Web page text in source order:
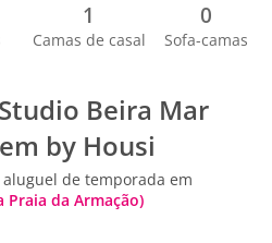
1
Camas de casal
0
Sofa-camas
Beira Mar
by Housi
de temporada em
Praia da Armação)